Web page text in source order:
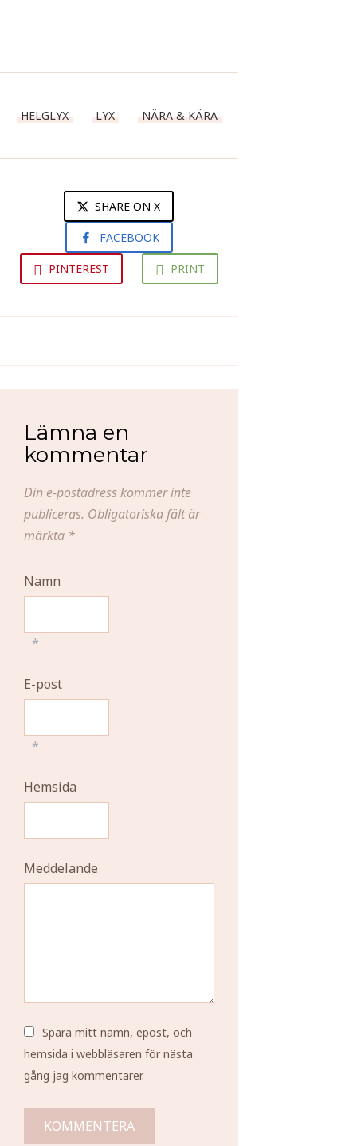
HELGLYX LYX NÄRA & KÄRA
SHARE ON X
FACEBOOK
PINTEREST PRINT
Lämna en
kommentar
Din e-postadress kommer inte
publiceras. Obligatoriska fält är
märkta *
Namn
*
E-post
*
Hemsida
Meddelande
Spara mitt namn, epost, och
hemsida i webbläsaren för nästa
gång jag kommentarer.